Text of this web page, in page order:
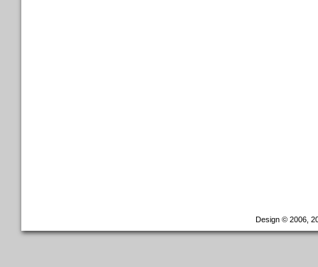
Design © 2006,